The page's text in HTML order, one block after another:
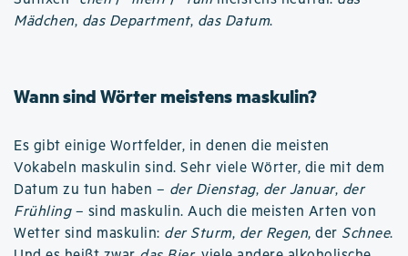
Mädchen, das Department, das Datum.
Wann sind Wörter meistens maskulin?
Es gibt einige Wortfelder, in denen die meisten
Vokabeln maskulin sind. Sehr viele Wörter, die mit dem
Datum zu tun haben – der Dienstag, der Januar, der
Frühling– sind maskulin. Auch die meisten Arten von
Wetter sind maskulin: der Sturm, der Regen, der Schnee.